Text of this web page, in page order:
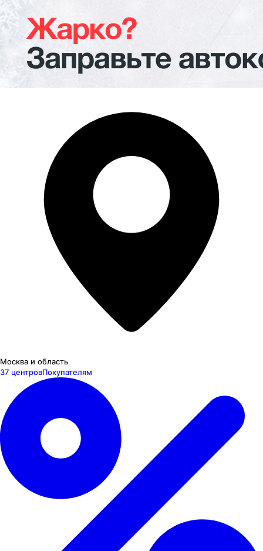
Москва и область
37 центровПокупателям